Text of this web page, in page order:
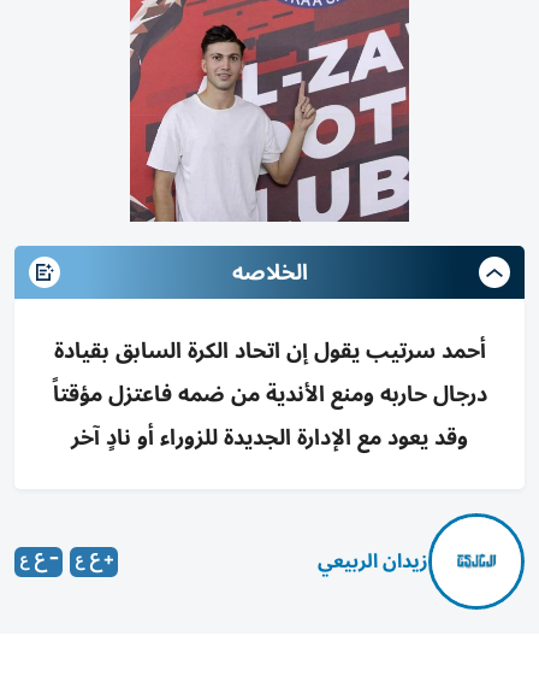
الخلاصه
أحمد سرتيب يقول إن اتحاد الكرة السابق بقيادة
درجال حاربه ومنع الأندية من ضمه فاعتزل مؤقتاً
وقد يعود مع الإدارة الجديدة للزوراء أو نادٍ آخر
زيدان الربيعي